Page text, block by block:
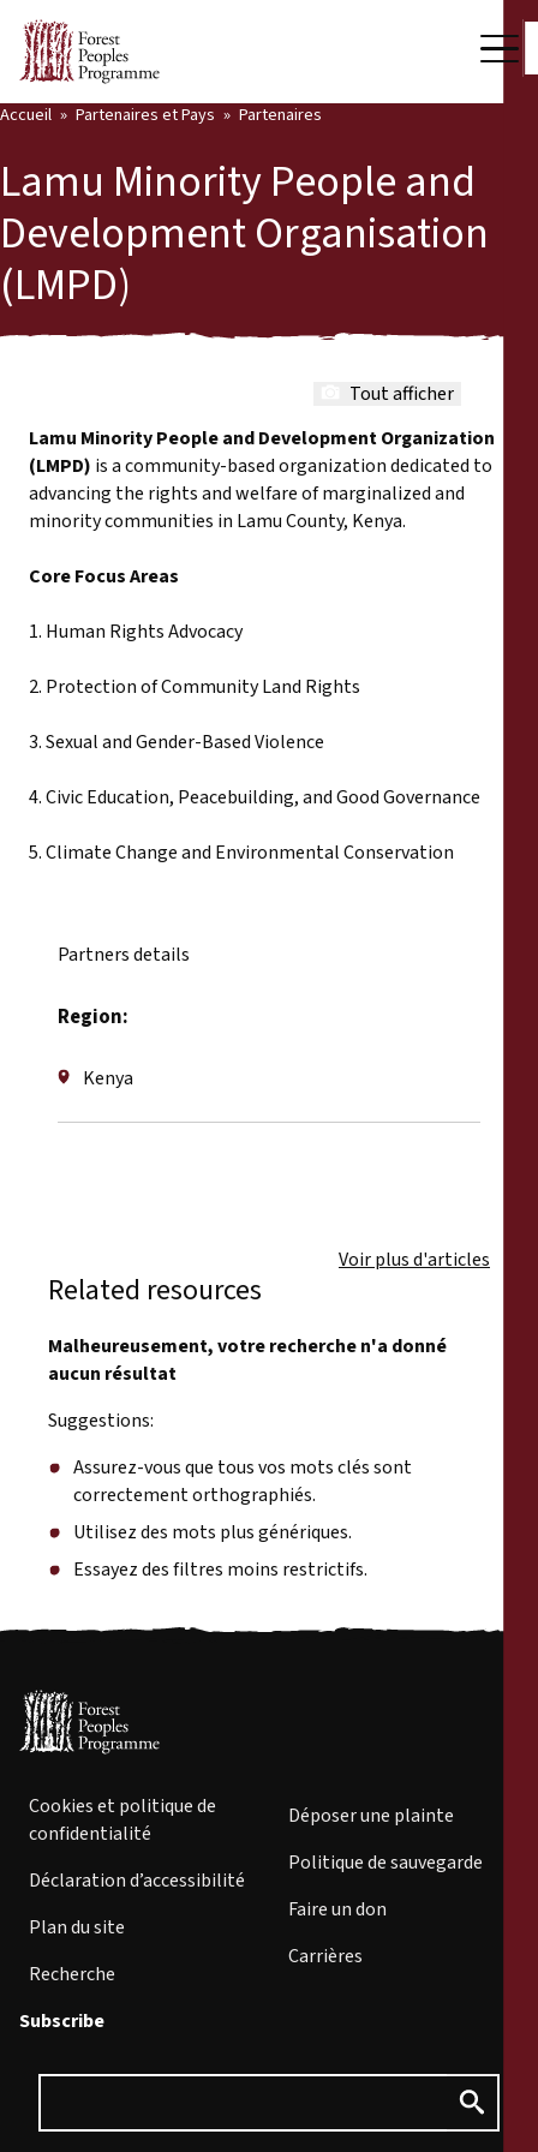
Salle de presse
Nous soutenir
Notre travail
Voix des communautés
Partenaires et Pays
Back
Partenaires et Pays
Pays
Dernières actualités
Accueil Partenaires et Pays Partenaires
Lamu Minority People and
Development Organisation
(LMPD)
Tout afficher
Lamu Minority People and Development Organization
(LMPD) is a community-based organization dedicated to
advancing the rights and welfare of marginalized and
minority communities in Lamu County, Kenya.
Core Focus Areas
1. Human Rights Advocacy
2. Protection of Community Land Rights
3. Sexual and Gender-Based Violence
4. Civic Education, Peacebuilding, and Good Governance
5. Climate Change and Environmental Conservation
Partners details
Region:
Kenya
Related resources
Voir plus d'articles
Malheureusement, votre recherche n'a donné
aucun résultat
Suggestions:
Assurez-vous que tous vos mots clés sont
correctement orthographiés.
Utilisez des mots plus génériques.
Essayez des filtres moins restrictifs.
Cookies et politique de
confidentialité
Déclaration d’accessibilité
Plan du site
Recherche
Déposer une plainte
Politique de sauvegarde
Faire un don
Carrières
Subscribe